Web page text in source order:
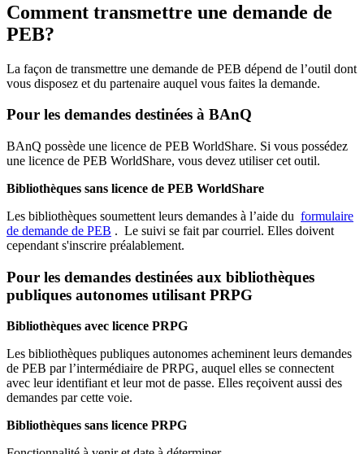
Comment transmettre une demande de
PEB?
La façon de transmettre une demande de PEB dépend de l’outil dont
vous disposez et du partenaire auquel vous faites la demande.
Pour les demandes destinées à BAnQ
BAnQ possède une licence de PEB WorldShare. Si vous possédez
une licence de PEB WorldShare, vous devez utiliser cet outil.
Bibliothèques sans licence de PEB WorldShare
Les bibliothèques soumettent leurs demandes à l’aide du formulaire
de demande de PEB . Le suivi se fait par courriel. Elles doivent
cependant s'inscrire préalablement.
Pour les demandes destinées aux bibliothèques
publiques autonomes utilisant PRPG
Bibliothèques avec licence PRPG
Les bibliothèques publiques autonomes acheminent leurs demandes
de PEB par l’intermédiaire de PRPG, auquel elles se connectent
avec leur identifiant et leur mot de passe. Elles reçoivent aussi des
demandes par cette voie.
Bibliothèques sans licence PRPG